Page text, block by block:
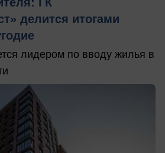
ГК
делится итогами
лидером по вводу жилья в